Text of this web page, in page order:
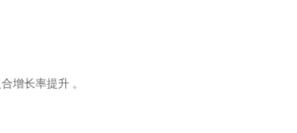
增长率提升 。